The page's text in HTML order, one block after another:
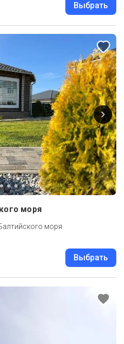
Выбрать
моря
моря
Выбрать